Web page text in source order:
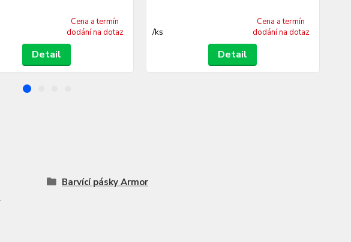
Cena a termín
dodání na dotaz
Detail
/ks
Cena a termín
dodání na dotaz
Detail
Barvící pásky Armor